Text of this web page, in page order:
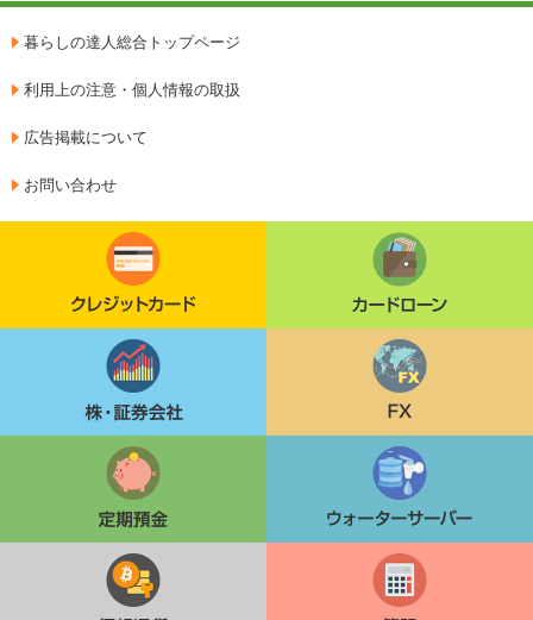
暮らしの達人総合トップページ
利用上の注意・個人情報の取扱
広告掲載について
お問い合わせ
クレジットカード カードローン
株・証券会社 FX
定期貯金 ウォーターサーバー
仮想通貨 簿記